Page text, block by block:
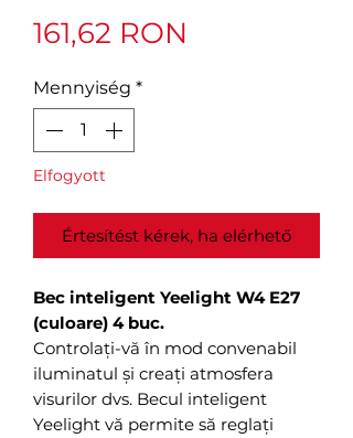
161,62 RON
Mennyiség *
Elfogyott
Értesítést kérek, ha elérhető
Bec inteligent Yeelight W4 E27
(culoare) 4 buc.
Controlați-vă în mod convenabil
iluminatul și creați atmosfera
visurilor dvs. Becul inteligent
Yeelight vă permite să reglați